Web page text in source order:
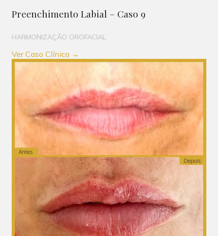
Preenchimento Labial – Caso 9
HARMONIZAÇÃO OROFACIAL
Ver Caso Clínico →